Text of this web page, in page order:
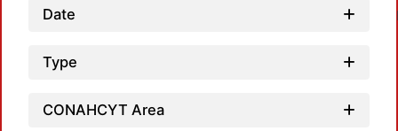
Date
Type
CONAHCYT Area